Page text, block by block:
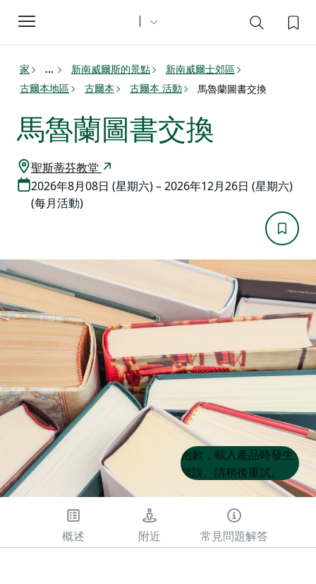
Toggle
navigation
家 ... 新南威爾斯的景點
新南威爾士郊區
古爾本地區
古爾本 古爾本 活動 馬魯蘭圖書交換
馬魯蘭圖書交換
聖斯蒂芬教堂
2026年8月08日 (星期六) – 2026年12月26日 (星期六)
(每月活動)
Product
List
Product
List
抱歉，載入產品時發生
錯誤。請稍後重試。
概述 附近 常見問題解答